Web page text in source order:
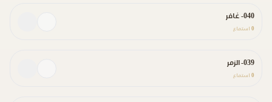
040- غافر
0 استماع
039- الزمر
0 استماع